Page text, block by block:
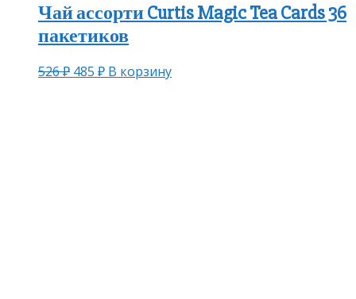
Чай ассорти Curtis Magic Tea Cards 36
пакетиков
526₽ 485 ₽ В корзину